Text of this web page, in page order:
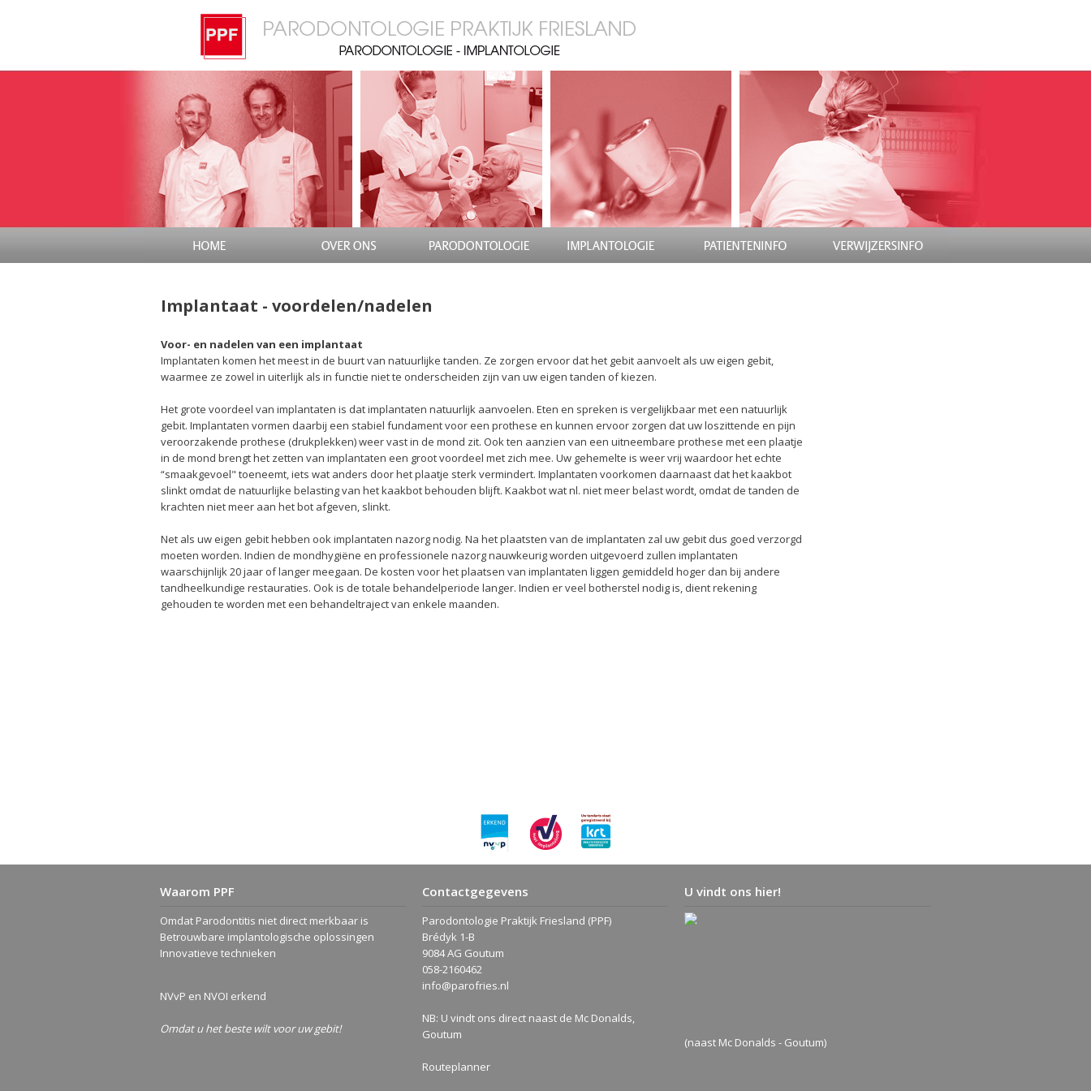
Implantaat - voordelen/nadelen
Voor- en nadelen van een implantaat
Implantaten komen het meest in de buurt van natuurlijke tanden. Ze zorgen ervoor dat het gebit aanvoelt als uw eigen gebit,
waarmee ze zowel in uiterlijk als in functie niet te onderscheiden zijn van uw eigen tanden of kiezen.
Het grote voordeel van implantaten is dat implantaten natuurlijk aanvoelen. Eten en spreken is vergelijkbaar met een natuurlijk
gebit. Implantaten vormen daarbij een stabiel fundament voor een prothese en kunnen ervoor zorgen dat uw loszittende en pijn
veroorzakende prothese (drukplekken) weer vast in de mond zit. Ook ten aanzien van een uitneembare prothese met een plaatje
in de mond brengt het zetten van implantaten een groot voordeel met zich mee. Uw gehemelte is weer vrij waardoor het echte
“smaakgevoel" toeneemt, iets wat anders door het plaatje sterk vermindert. Implantaten voorkomen daarnaast dat het kaakbot
slinkt omdat de natuurlijke belasting van het kaakbot behouden blijft. Kaakbot wat nl. niet meer belast wordt, omdat de tanden de
krachten niet meer aan het bot afgeven, slinkt.
Net als uw eigen gebit hebben ook implantaten nazorg nodig. Na het plaatsten van de implantaten zal uw gebit dus goed verzorgd
moeten worden. Indien de mondhygiëne en professionele nazorg nauwkeurig worden uitgevoerd zullen implantaten
waarschijnlijk 20 jaar of langer meegaan. De kosten voor het plaatsen van implantaten liggen gemiddeld hoger dan bij andere
tandheelkundige restauraties. Ook is de totale behandelperiode langer. Indien er veel botherstel nodig is, dient rekening
gehouden te worden met een behandeltraject van enkele maanden.
Waarom PPF
Omdat Parodontitis niet direct merkbaar is
Betrouwbare implantologische oplossingen
Innovatieve technieken
NVvP en NVOI erkend
Omdat u het beste wilt voor uw gebit!
Contactgegevens
Parodontologie Praktijk Friesland (PPF)
Brédyk 1-B
9084 AG Goutum
058-2160462
info@parofries.nl
NB: U vindt ons direct naast de Mc Donalds,
Goutum
Routeplanner
U vindt ons hier!
(naast Mc Donalds - Goutum)